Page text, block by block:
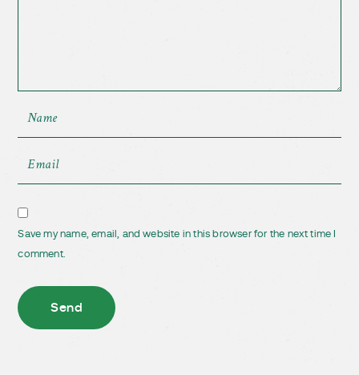
Save my name, email, and website in this browser for the next time I
comment.